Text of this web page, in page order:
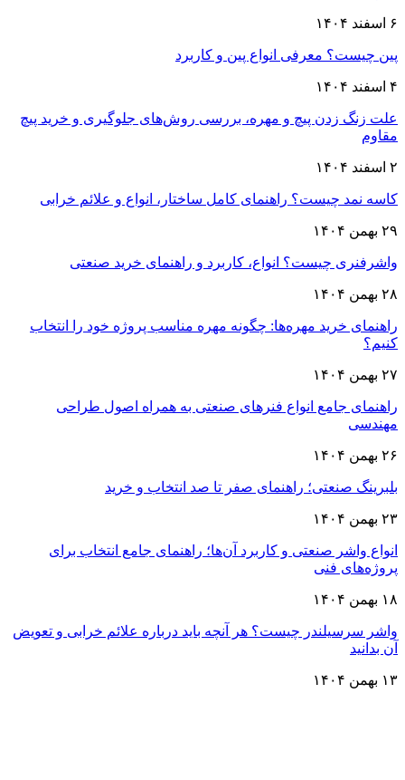
۶ اسفند ۱۴۰۴
پین چیست؟ معرفی انواع پین و کاربرد
۴ اسفند ۱۴۰۴
علت زنگ زدن پیچ و مهره، بررسی روش‌های جلوگیری و خرید پیچ
مقاوم
۲ اسفند ۱۴۰۴
کاسه نمد چیست؟ راهنمای کامل ساختار، انواع و علائم خرابی
۲۹ بهمن ۱۴۰۴
واشرفنری چیست؟ انواع، کاربرد و راهنمای خرید صنعتی
۲۸ بهمن ۱۴۰۴
راهنمای خرید مهره‌ها: چگونه مهره مناسب پروژه خود را انتخاب
کنیم؟
۲۷ بهمن ۱۴۰۴
راهنمای جامع انواع فنرهای صنعتی به همراه اصول طراحی
مهندسی
۲۶ بهمن ۱۴۰۴
بلبرینگ صنعتی؛ راهنمای صفر تا صد انتخاب و خرید
۲۳ بهمن ۱۴۰۴
انواع واشر صنعتی و کاربرد آن‌ها؛ راهنمای جامع انتخاب برای
پروژه‌های فنی
۱۸ بهمن ۱۴۰۴
واشر سرسیلندر چیست؟ هر آنچه باید درباره علائم خرابی و تعویض
آن بدانید
۱۳ بهمن ۱۴۰۴